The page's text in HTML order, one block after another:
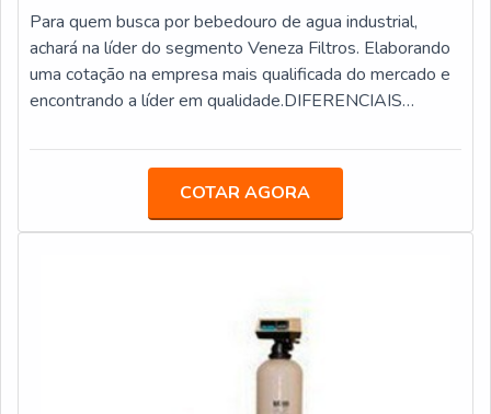
Para quem busca por bebedouro de agua industrial,
achará na líder do segmento Veneza Filtros. Elaborando
uma cotação na empresa mais qualificada do mercado e
encontrando a líder em qualidade.DIFERENCIAIS
INDUSTRIALQuem quer achar bebedouro de agua
encontra o site da Veneza Filtros. A empresa trabalha
com purificador de água IBBL FR600 Speciale e
bebedouro de agua industrial, deve-se ter a exatidão em
orçar com empresas que prezam por produtos e serviços
que tenham ótima qualidade e precisão, pontos
COTAR AGORA